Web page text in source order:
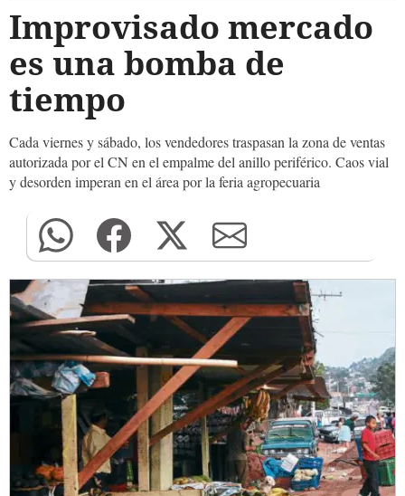
Improvisado mercado
es una bomba de
tiempo
Cada viernes y sábado, los vendedores traspasan la zona de ventas
autorizada por el CN en el empalme del anillo periférico. Caos vial
y desorden imperan en el área por la feria agropecuaria